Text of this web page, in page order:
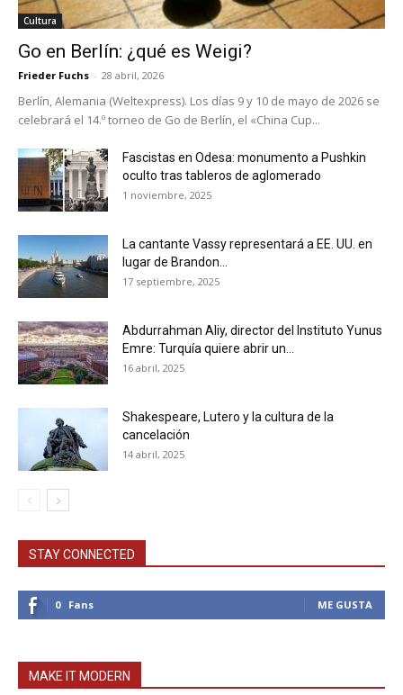
Cultura
Go en Berlín: ¿qué es Weigi?
Frieder Fuchs - 28 abril, 2026
Berlín, Alemania (Weltexpress). Los días 9 y 10 de mayo de 2026 se
celebrará el 14.º torneo de Go de Berlín, el «China Cup...
Fascistas en Odesa: monumento a Pushkin
oculto tras tableros de aglomerado
1 noviembre, 2025
La cantante Vassy representará a EE. UU. en
lugar de Brandon...
17 septiembre, 2025
Abdurrahman Aliy, director del Instituto Yunus
Emre: Turquía quiere abrir un...
16 abril, 2025
Shakespeare, Lutero y la cultura de la
cancelación
14 abril, 2025
STAY CONNECTED
0 Fans ME GUSTA
MAKE IT MODERN